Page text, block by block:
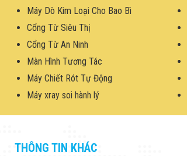
Máy Dò Kim Loại Cho Bao Bì
Cổng Từ Siêu Thị
Cổng Từ An Ninh
Màn Hình Tương Tác
Máy Chiết Rót Tự Động
Máy xray soi hành lý
THÔNG TIN KHÁC